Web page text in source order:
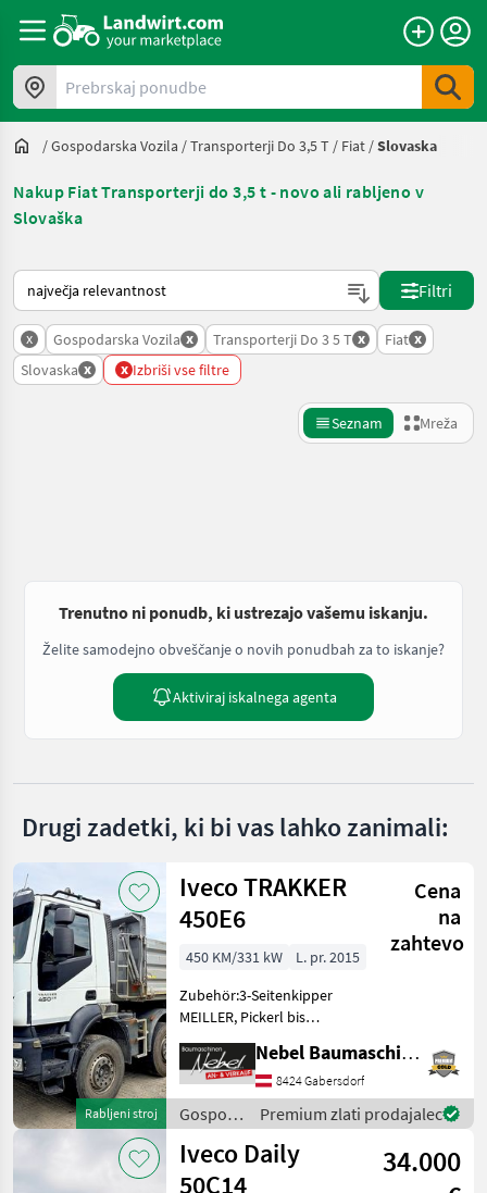
Prebrskaj ponudbe
/Gospodarska Vozila /Transporterji Do 3,5 T / Fiat /Slovaska
Nakup Fiat Transporterji do 3,5 t - novo ali rabljeno v
Slovaška
Tako je razvrščeno na Landwirt.com
Filtri
x Gospodarska Vozila x Transporterji Do 3 5 T x Fiat x
Slovaska x x Izbriši vse filtre
Seznam Mreža
Trenutno ni ponudb, ki ustrezajo vašemu iskanju.
Želite samodejno obveščanje o novih ponudbah za to iskanje?
Aktiviraj iskalnega agenta
Drugi zadetki, ki bi vas lahko zanimali:
Rabljeni stroj
Iveco TRAKKER
450E6
Cena
na
zahtevo
450 KM/331 kW
L. pr. 2015
Zubehör:3-Seitenkipper
MEILLER, Pickerl bis
8x4, Menjalnik, : Menjalnik
Gospodarska vozila
Tovornjak
Nebel Baumaschinen
8424 Gabersdorf
Gospodarska
vozila /
Iveco
Premium zlati prodajalec
Iveco Daily
50C14
34.000